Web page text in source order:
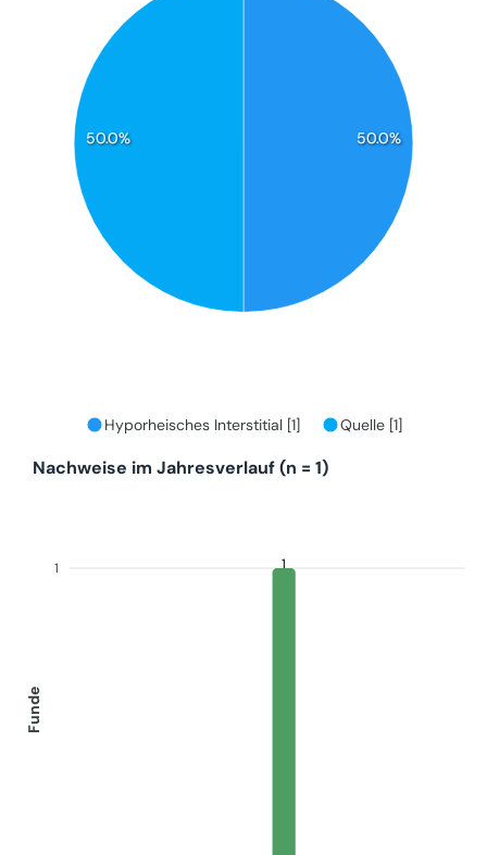
50.0%
50.0%
Hyporheisches Interstitial [1] Quelle [1]
Nachweise im Jahresverlauf (n = 1)
1
Funde
1